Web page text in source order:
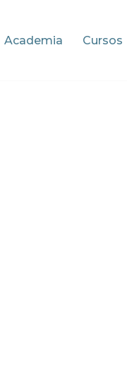
Academia Cursos